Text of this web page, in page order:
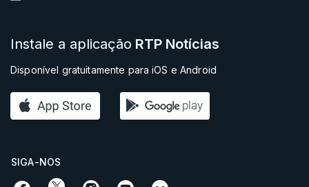
Instale a aplicação RTP Notícias
Disponível gratuitamente para iOS e Android
SIGA-NOS